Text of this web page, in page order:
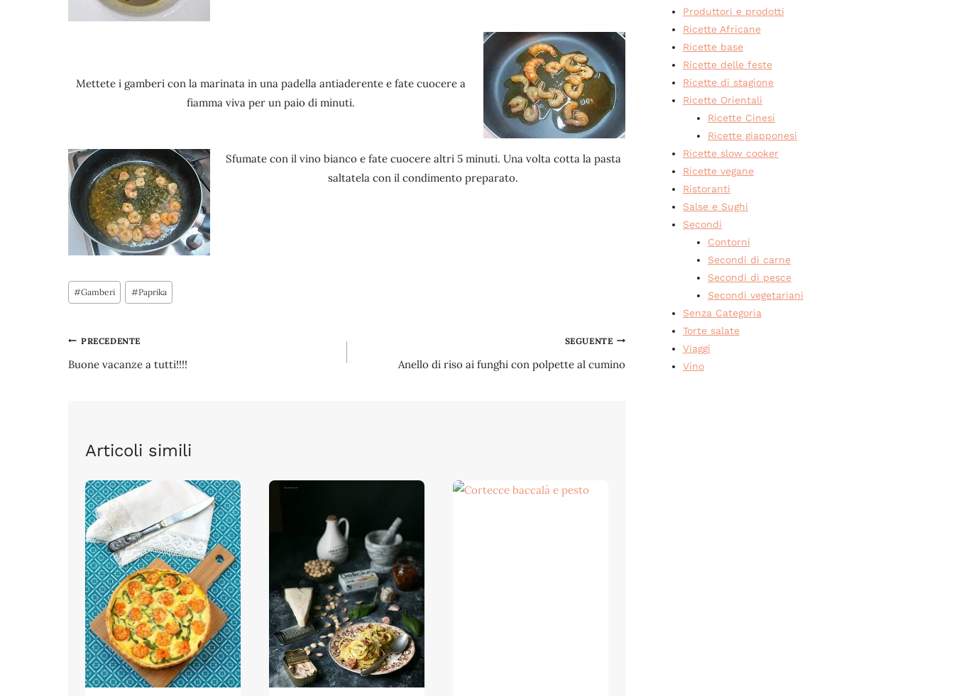
Mettete i gamberi con la marinata in una padella antiaderente e fate cuocere a
fiamma viva per un paio di minuti.
Sfumate con il vino bianco e fate cuocere altri 5 minuti. Una volta cotta la pasta
saltatela con il condimento preparato.
Tag
articolo:
#Gamberi #Paprika
Navigazione
articoli
PRECEDENTE
Buone vacanze a tutti!!!!
SEGUENTE
Anello di riso ai funghi con polpette al cumino
Articoli simili
Produttori e prodotti
Ricette Africane
Ricette base
Ricette delle feste
Ricette di stagione
Ricette Orientali
Ricette Cinesi
Ricette giapponesi
Ricette slow cooker
Ricette vegane
Ristoranti
Salse e Sughi
Secondi
Contorni
Secondi di carne
Secondi di pesce
Secondi vegetariani
Senza Categoria
Torte salate
Viaggi
Vino